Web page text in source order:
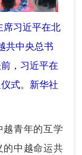
席习近平在北
共中央总书
，习近平在
式。新华社
青年的互学
的中越命运共